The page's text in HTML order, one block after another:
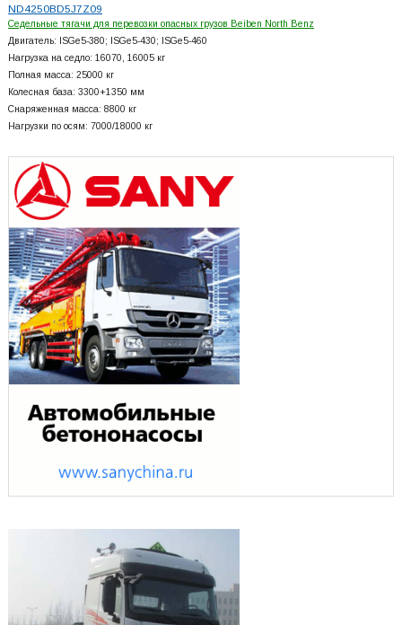
ND4250BD5J7Z09
Седельные тягачи для перевозки опасных грузов Beiben North Benz
Двигатель: ISGe5-380; ISGe5-430; ISGe5-460
Нагрузка на седло: 16070, 16005 кг
Полная масса: 25000 кг
Колесная база: 3300+1350 мм
Снаряженная масса: 8800 кг
Нагрузки по осям: 7000/18000 кг